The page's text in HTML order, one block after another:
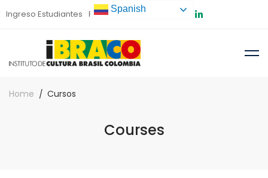
Ingreso Estudiantes Preinscripción
Home Cursos
Courses
Spanish